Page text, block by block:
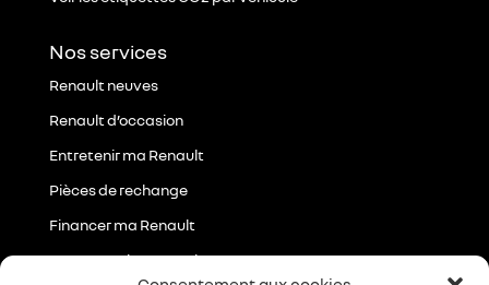
Nos services
Renault neuves
Renault d’occasion
Entretenir ma Renault
Pièces de rechange
Financer ma Renault
Les Garanties Renault